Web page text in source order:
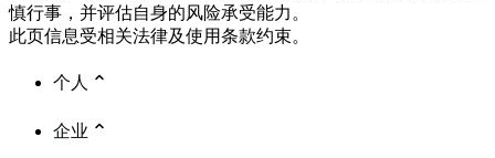
慎行事，并评估自身的风险承受能力。
此页信息受相关法律及使用条款约束。
个人
企业